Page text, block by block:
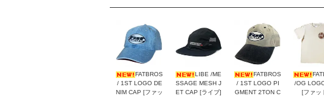
FATBROS
/ 1ST LOGO DE
NIM CAP [ファッ
LIBE /ME
SSAGE MESH J
ET CAP [ライブ]
FATBROS
/ 1ST LOGO PI
GMENT 2TON C
/OG
[ファッ